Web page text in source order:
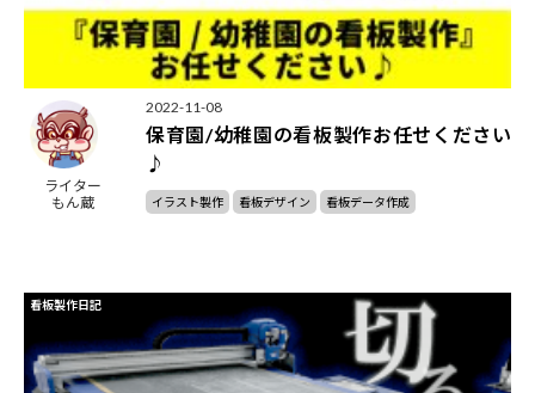
ライター
もん蔵
2022-11-08
保育園/幼稚園の看板製作お任せください
♪
イラスト製作 看板デザイン 看板データ作成
看板製作日記